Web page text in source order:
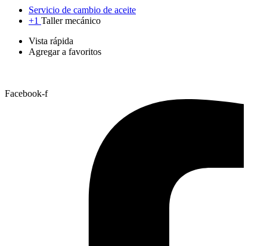
Servicio de cambio de aceite
+1 Taller mecánico
Vista rápida
Agregar a favoritos
Facebook-f